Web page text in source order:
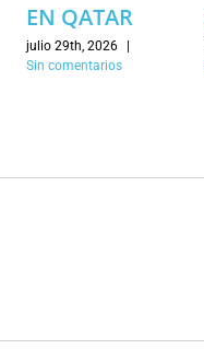
EN QATAR
julio 29th, 2026
Sin comentarios